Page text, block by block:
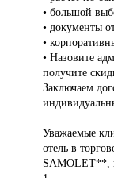
• большой
• документы
•
• Назовите
получите
Заключаем
Уважаемые
отель в
SAMOLET**,